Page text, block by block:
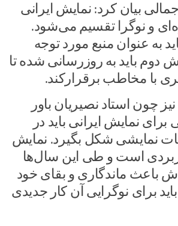
بیان کرد: نمایش ایرانی
و نوگرا تقسیم می‌شود.
به عنوان منبع مورد توجه
دوم باید به روزرسانی شده تا
با مخاطب برقرارکند.
چون استاد نصیریان باور
برای نمایش ایرانی باید در
نمایشی شکل بگیرد. نمایش
است و طی این سال‌ها
باعث ماندگاری و بقای خود
برای نوگرایی آن کار جدیدی